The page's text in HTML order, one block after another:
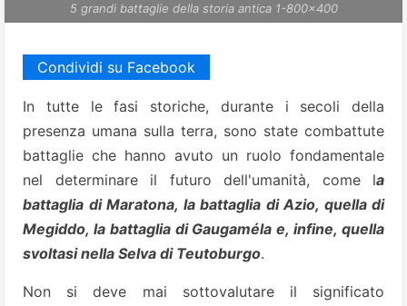
5 grandi battaglie della storia antica 1-800x400
Condividi su Facebook
In tutte le fasi storiche, durante i secoli della
presenza umana sulla terra, sono state combattute
battaglie che hanno avuto un ruolo fondamentale
nel determinare il futuro dell'umanità, come la
battaglia di Maratona, la battaglia di Azio, quella di
Megiddo, la battaglia di Gaugaméla e, infine, quella
svoltasi nella Selva di Teutoburgo.
Non si deve mai sottovalutare il significato